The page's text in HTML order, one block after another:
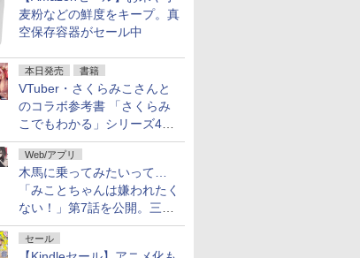
麦粉などの鮮度をキープ。真
空保存容器がセール中
本日発売 書籍
VTuber・さくらみこさんと
のコラボ参考書 「さくらみ
こでもわかる」シリーズ4冊
が本日発売！
Web/アプリ
木馬に乗ってみたいって…
「みことちゃんは嫌われたく
ない！」第7話を公開。三角
じゃない方か
セール